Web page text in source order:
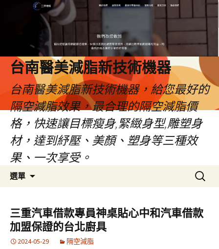
台南醫美減脂新技術機器
台南醫美減脂新技術機器，給您最好的
隔空減脂效果，最合理的隔空減脂價
格，快速讓目標瘦身,緊緻身型,雕塑身
材，達到紓壓、美顏、塑身等三種效
果、一次享受。
選單
容
搜
尋
鍵
字:
三重汽車借款專員神桌貼心中和汽車借款
加盟保證的台北廚具
2024-05-29 隔空減脂